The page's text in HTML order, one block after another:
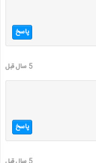
پاسخ
5 سال قبل
پاسخ